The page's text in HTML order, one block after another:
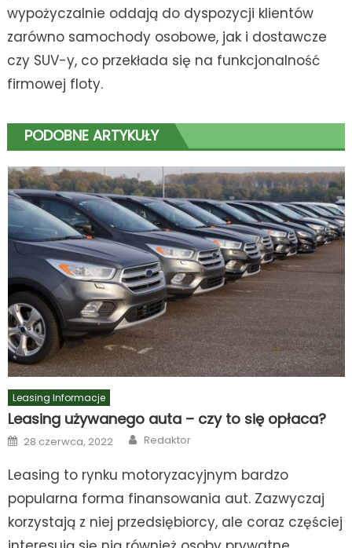
wypożyczalnie oddają do dyspozycji klientów
zarówno samochody osobowe, jak i dostawcze
czy SUV-y, co przekłada się na funkcjonalność
firmowej floty.
PODOBNE ARTYKUŁY
Leasing Informacje
Leasing używanego auta – czy to się opłaca?
Posted
on
28 czerwca, 2022 Author
Redaktor
Leasing to rynku motoryzacyjnym bardzo
popularna forma finansowania aut. Zazwyczaj
korzystają z niej przedsiębiorcy, ale coraz częściej